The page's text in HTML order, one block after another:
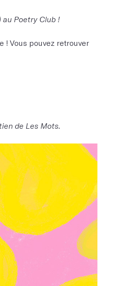
au Poetry Club !
! Vous pouvez retrouver
de Les Mots.